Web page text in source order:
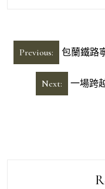
文
章
Previous:
包蘭鐵路
Next:
一場跨